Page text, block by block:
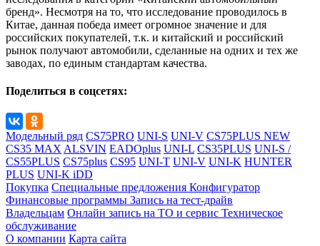
бренд». Несмотря на то, что исследование проводилось в
Китае, данная победа имеет огромное значение и для
российских покупателей, т.к. и китайский и российский
рынок получают автомобили, сделанные на одних и тех же
заводах, по единым стандартам качества.
Поделиться в соцсетях:
Модельный ряд CS75PRO UNI-S UNI-V CS75PLUS NEW
CS35 MAX ALSVIN EADOplus UNI-L CS35PLUS UNI-S /
CS55PLUS CS75plus CS95 UNI-T UNI-V UNI-K HUNTER
PLUS UNI-K iDD
Покупка Специальные предложения Конфигуратор
Финансовые программы Запись на тест-драйв
Владельцам Онлайн запись на ТО и сервис Техническое
обслуживание
О компании Карта сайта